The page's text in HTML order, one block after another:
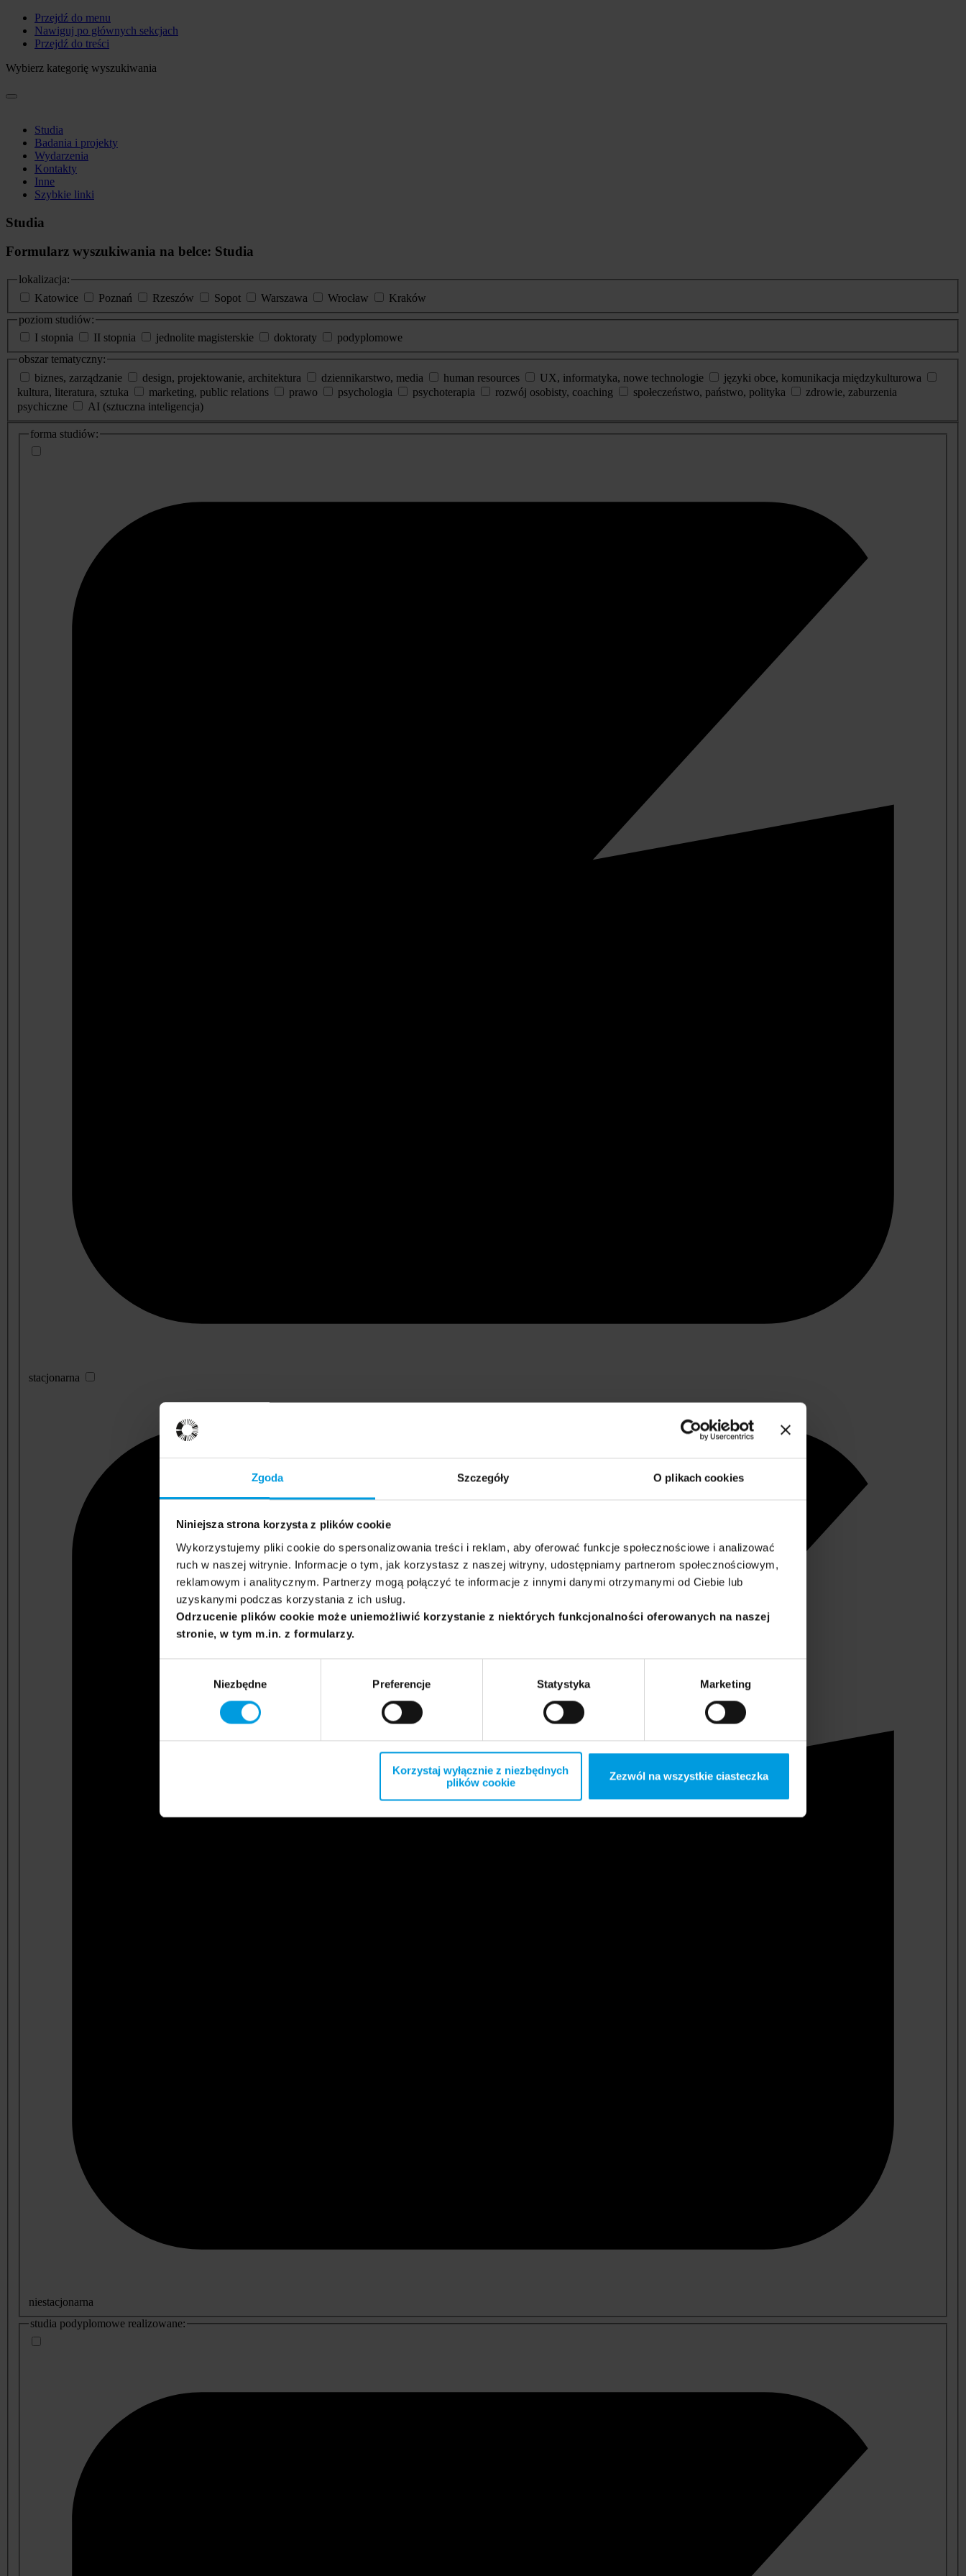
Zgoda Szczegóły O plikach cookies
Niniejsza strona korzysta z plików cookie
Wykorzystujemy pliki cookie do spersonalizowania treści i reklam, aby oferować funkcje społecznościowe i analizować
ruch w naszej witrynie. Informacje o tym, jak korzystasz z naszej witryny, udostępniamy partnerom społecznościowym,
reklamowym i analitycznym. Partnerzy mogą połączyć te informacje z innymi danymi otrzymanymi od Ciebie lub
uzyskanymi podczas korzystania z ich usług.
Odrzucenie plików cookie może uniemożliwić korzystanie z niektórych funkcjonalności oferowanych na naszej
stronie, w tym m.in. z formularzy.
Niezbędne Preferencje Statystyka Marketing
Korzystaj wyłącznie z niezbędnych
plików cookie
Zezwól na wszystkie ciasteczka
Przejdź do menu
Nawiguj po głównych sekcjach
Przejdź do treści
Wybierz kategorię wyszukiwania
Studia
Badania i projekty
Wydarzenia
Kontakty
Inne
Szybkie linki
Studia
Formularz wyszukiwania na belce: Studia
lokalizacja:
Katowice
Poznań Rzeszów Sopot Warszawa Wrocław
Kraków
poziom studiów:
I stopnia
II stopnia jednolite magisterskie doktoraty
podyplomowe
obszar tematyczny:
biznes, zarządzanie
design, projektowanie, architektura dziennikarstwo, media human resources UX, informatyka, nowe technologie
języki obce, komunikacja międzykulturowa
kultura, literatura, sztuka
marketing, public relations prawo psychologia psychoterapia rozwój osobisty, coaching społeczeństwo, państwo, polityka
zdrowie, zaburzenia
psychiczne
AI (sztuczna inteligencja)
dodatkowe
informacje
forma studiów:
stacjonarna
niestacjonarna
studia podyplomowe realizowane: